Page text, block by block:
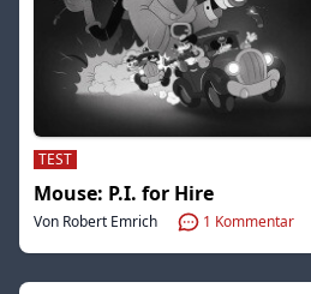
TEST
Mouse: P.I. for Hire
Von Robert Emrich 1 Kommentar